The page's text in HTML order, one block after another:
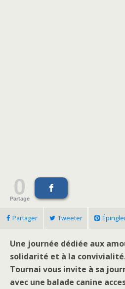
0
Partage
Partager Tweeter
Une journée dédiée aux
solidarité et à la convivialité.
Tournai vous invite à sa
avec une balade canine